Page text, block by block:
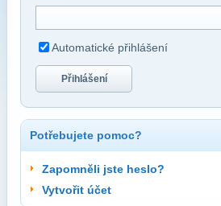
Automatické přihlášení
Přihlášení
Potřebujete pomoc?
Zapomněli jste heslo?
Vytvořit účet